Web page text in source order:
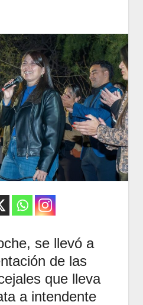
se llevó a
de las
que lleva
a intendente